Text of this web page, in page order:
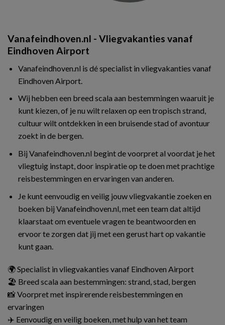
Vanafeindhoven.nl - Vliegvakanties vanaf
Eindhoven Airport
Vanafeindhoven.nl is dé specialist in vliegvakanties vanaf
Eindhoven Airport.
Wij hebben een breed scala aan bestemmingen waaruit je
kunt kiezen, of je nu wilt relaxen op een tropisch strand,
cultuur wilt ontdekken in een bruisende stad of avontuur
zoekt in de bergen.
Bij Vanafeindhoven.nl begint de voorpret al voordat je het
vliegtuig instapt, door inspiratie op te doen met prachtige
reisbestemmingen en ervaringen van anderen.
Je kunt eenvoudig en veilig jouw vliegvakantie zoeken en
boeken bij Vanafeindhoven.nl, met een team dat altijd
klaarstaat om eventuele vragen te beantwoorden en
ervoor te zorgen dat jij met een gerust hart op vakantie
kunt gaan.
🌍 Specialist in vliegvakanties vanaf Eindhoven Airport
🏖️ Breed scala aan bestemmingen: strand, stad, bergen
📸 Voorpret met inspirerende reisbestemmingen en
ervaringen
✈️ Eenvoudig en veilig boeken, met hulp van het team